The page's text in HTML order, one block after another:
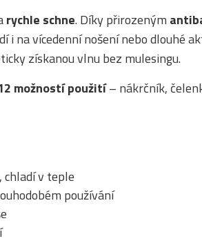
rychle schne. Díky přirozeným
i na vícedenní nošení nebo dlouhé
získanou vlnu bez mulesingu.
možností použití– nákrčník,
chladí v teple
používání